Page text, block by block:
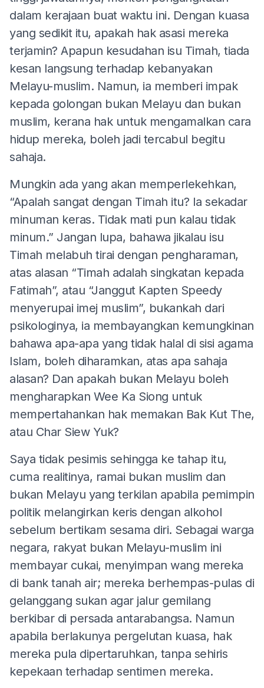
dalam kerajaan buat waktu ini. Dengan kuasa
yang sedikit itu, apakah hak asasi mereka
terjamin? Apapun kesudahan isu Timah, tiada
kesan langsung terhadap kebanyakan
Melayu-muslim. Namun, ia memberi impak
kepada golongan bukan Melayu dan bukan
muslim, kerana hak untuk mengamalkan cara
hidup mereka, boleh jadi tercabul begitu
sahaja.
Mungkin ada yang akan memperlekehkan,
“Apalah sangat dengan Timah itu? Ia sekadar
minuman keras. Tidak mati pun kalau tidak
minum.” Jangan lupa, bahawa jikalau isu
Timah melabuh tirai dengan pengharaman,
atas alasan “Timah adalah singkatan kepada
Fatimah”, atau “Janggut Kapten Speedy
menyerupai imej muslim”, bukankah dari
psikologinya, ia membayangkan kemungkinan
bahawa apa-apa yang tidak halal di sisi agama
Islam, boleh diharamkan, atas apa sahaja
alasan? Dan apakah bukan Melayu boleh
mengharapkan Wee Ka Siong untuk
mempertahankan hak memakan Bak Kut The,
atau Char Siew Yuk?
Saya tidak pesimis sehingga ke tahap itu,
cuma realitinya, ramai bukan muslim dan
bukan Melayu yang terkilan apabila pemimpin
politik melangirkan keris dengan alkohol
sebelum bertikam sesama diri. Sebagai warga
negara, rakyat bukan Melayu-muslim ini
membayar cukai, menyimpan wang mereka
di bank tanah air; mereka berhempas-pulas di
gelanggang sukan agar jalur gemilang
berkibar di persada antarabangsa. Namun
apabila berlakunya pergelutan kuasa, hak
mereka pula dipertaruhkan, tanpa sehiris
kepekaan terhadap sentimen mereka.